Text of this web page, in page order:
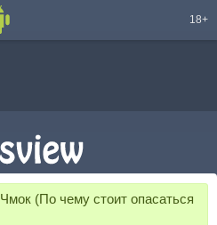
18+
Чмок (По чему стоит опасаться